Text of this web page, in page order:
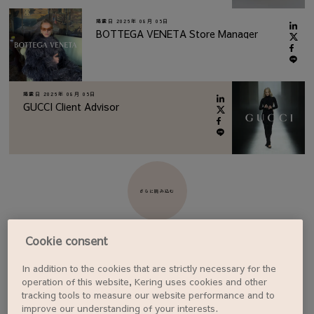
掲載日 2026年 08月 05日
BOTTEGA VENETA Store Manager
掲載日 2026年 08月 05日
GUCCI Client Advisor
さらに読み込む
ジョブアラートを設定する
Cookie consent
In addition to the cookies that are strictly necessary for the
operation of this website, Kering uses cookies and other
tracking tools to measure our website performance and to
improve our understanding of your interests.